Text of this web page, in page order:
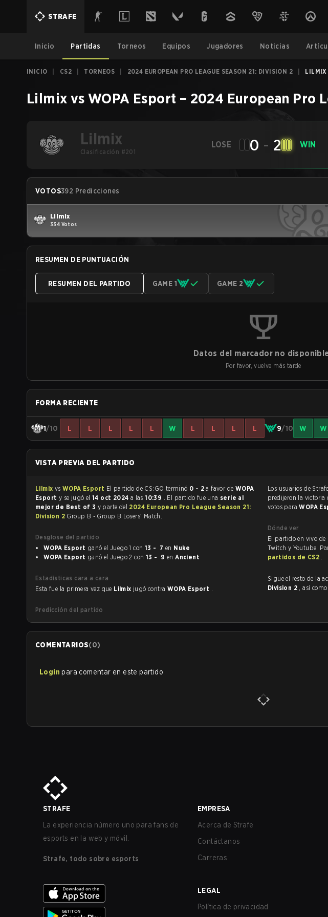
STRAFE
Inicio Partidas Torneos Equipos Jugadores Noticias
INICIO CS2 TORNEOS 2024 EUROPEAN PRO LEAGUE SEASON 21: DIVISION 2 LILMIX
Lilmix vs WOPA Esport – 2024 European Pro
Lilmix
Clasificación #201
LOSE 0 - 2 WIN
VOTOS392 Predicciones
Lilmix
334 Votos
RESUMEN DE PUNTUACIÓN
RESUMEN DEL PARTIDO GAME 1 GAME 2
Datos del marcador no
Por favor, vuelve más tarde
FORMA RECIENTE
1/10 L L L L L W L L L L 9/10 W W
VISTA PREVIA DEL PARTIDO
Lilmix vs WOPA Esport El partido de CS:GO terminó 0 - 2 a favor de WOPA
Esport y se jugó el 14 oct 2024 a las10:39 . El partido fue una serie al
mejor de Best of 3 y parte del 2024 European Pro League Season 21:
Division 2 Group B - Group B Losers' Match.
Desglose del partido
WOPA Esport
ganó el Juego 1 con 13 - 7 en Nuke
WOPA Esport
ganó el Juego 2 con 13 - 9 enAncient
Estadísticas cara a cara
Esta fue la primera vez que Lilmix jugó contra WOPA Esport .
Predicción del partido
Los usuarios de Strafe tenían un favorito abrumador en este
predijeron la victoria
votos paraWOPA
Dónde ver
El partido en vivo de
Twitch y Youtube.
partidos de CS2 .
Sigue el resto de la
Division 2
COMENTARIOS(0)
Login para comentar en este partido
STRAFE
La experiencia número uno para fans de
esports en la web y móvil.
Strafe, todo sobre esports
EMPRESA
Acerca de Strafe
Contáctanos
Carreras
LEGAL
Política de privacidad